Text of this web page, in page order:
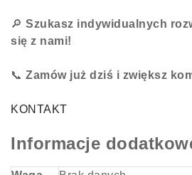
🔎 Szukasz indywidualnych
się z nami!
📞 Zamów już dziś i zwiększ
KONTAKT
Informacje